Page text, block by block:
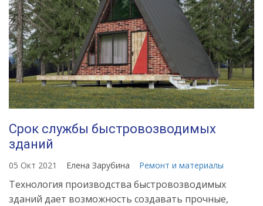
Срок службы быстровозводимых
зданий
05 Окт 2021 Елена Зарубина Ремонт и материалы
Технология производства быстровозводимых
зданий дает возможность создавать прочные,